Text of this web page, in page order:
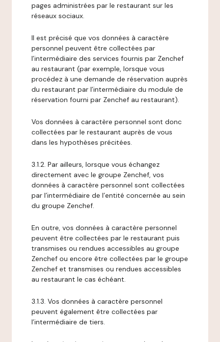
pages administrées par le restaurant sur les
réseaux sociaux.
Il est précisé que vos données à caractère
personnel peuvent être collectées par
l’intermédiaire des services fournis par Zenchef
au restaurant (par exemple, lorsque vous
procédez à une demande de réservation auprès
du restaurant par l’intermédiaire du module de
réservation fourni par Zenchef au restaurant).
Vos données à caractère personnel sont donc
collectées par le restaurant auprès de vous
dans les hypothèses précitées.
3.1.2. Par ailleurs, lorsque vous échangez
directement avec le groupe Zenchef, vos
données à caractère personnel sont collectées
par l’intermédiaire de l’entité concernée au sein
du groupe Zenchef.
En outre, vos données à caractère personnel
peuvent être collectées par le restaurant puis
transmises ou rendues accessibles au groupe
Zenchef ou encore être collectées par le groupe
Zenchef et transmises ou rendues accessibles
au restaurant le cas échéant.
3.1.3. Vos données à caractère personnel
peuvent également être collectées par
l’intermédiaire de tiers.